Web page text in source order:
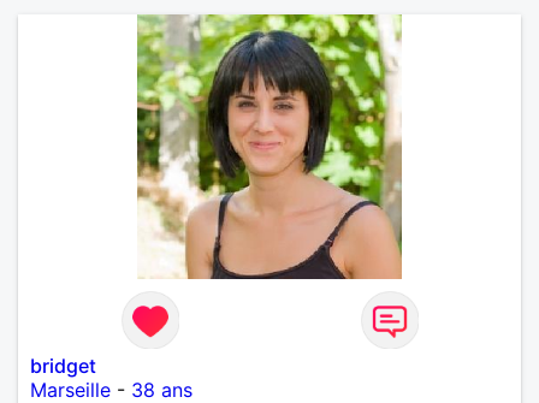
bridget
Marseille - 38 ans